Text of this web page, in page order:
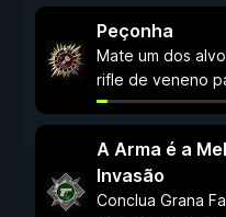
Peçonha
Mate um dos
rifle de veneno
A Arma é a
Invasão
Conclua Grana